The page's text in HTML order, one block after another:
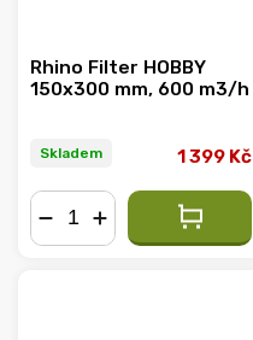
Rhino Filter HOBBY
150x300 mm, 600 m3/h
Skladem 1 399 Kč